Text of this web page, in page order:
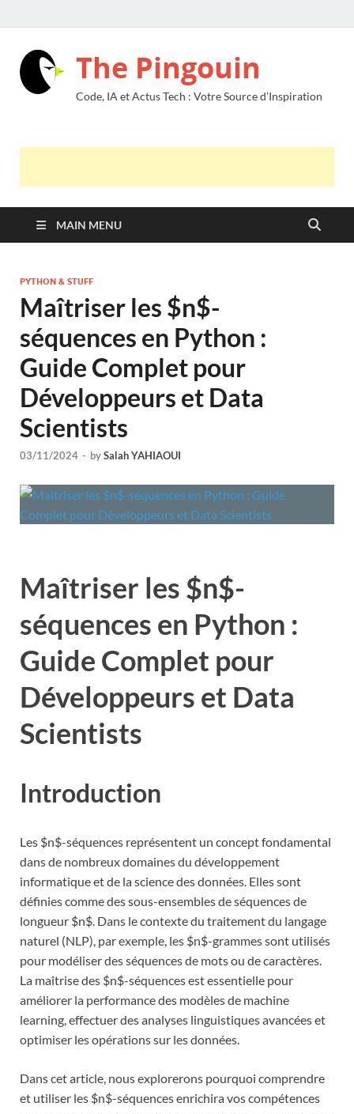
The Pingouin
Code, IA et Actus Tech : Votre Source d’Inspiration
MAIN MENU
PYTHON & STUFF
Maîtriser les $n$-
séquences en Python :
Guide Complet pour
Développeurs et Data
Scientists
03/11/2024 - bySalah YAHIAOUI
Maîtriser les $n$-
séquences en Python :
Guide Complet pour
Développeurs et Data
Scientists
Introduction
Les $n$-séquences représentent un concept fondamental
dans de nombreux domaines du développement
informatique et de la science des données. Elles sont
définies comme des sous-ensembles de séquences de
longueur $n$. Dans le contexte du traitement du langage
naturel (NLP), par exemple, les $n$-grammes sont utilisés
pour modéliser des séquences de mots ou de caractères.
La maîtrise des $n$-séquences est essentielle pour
améliorer la performance des modèles de machine
learning, effectuer des analyses linguistiques avancées et
optimiser les opérations sur les données.
Dans cet article, nous explorerons pourquoi comprendre
et utiliser les $n$-séquences enrichira vos compétences